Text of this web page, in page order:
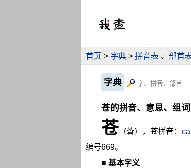
首页 > 字典 > 拼音表 、 部首
字典
苍的拼音、意思、组词
苍 （蒼），苍拼音：
编号669。
■ 基本字义